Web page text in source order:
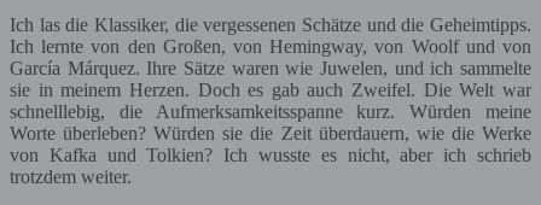
Ich las die Klassiker, die vergessenen Schätze und die Geheimtipps.
Ich lernte von den Großen, von Hemingway, von Woolf und von
García Márquez. Ihre Sätze waren wie Juwelen, und ich sammelte
sie in meinem Herzen. Doch es gab auch Zweifel. Die Welt war
schnelllebig, die Aufmerksamkeitsspanne kurz. Würden meine
Worte überleben? Würden sie die Zeit überdauern, wie die Werke
von Kafka und Tolkien? Ich wusste es nicht, aber ich schrieb
trotzdem weiter.